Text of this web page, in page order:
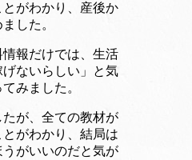
がわかり、産後か
した。
情報だけでは、生活
ないらしい」と気
みました。
が、全ての教材が
がわかり、結局は
がいいのだと気が